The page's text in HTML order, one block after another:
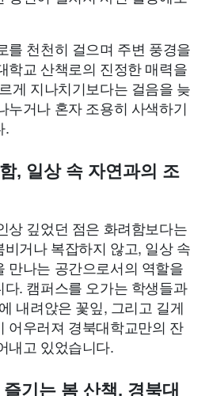
를 천천히 걸으며 주변 풍경을
학교 산책로의 진정한 매력을
게 지나치기보다는 걸음을 늦
누거나 혼자 조용히 사색하기
.
, 일상 속 자연과의 조
상 깊었던 점은 화려함보다는
거나 복잡하지 않고, 일상 속
만나는 공간으로서의 역할을
. 캠퍼스를 오가는 학생들과
내려앉은 꽃잎, 그리고 길게
어우러져 경북대학교만의 잔
내고 있었습니다.
기는 봄 산책, 경북대